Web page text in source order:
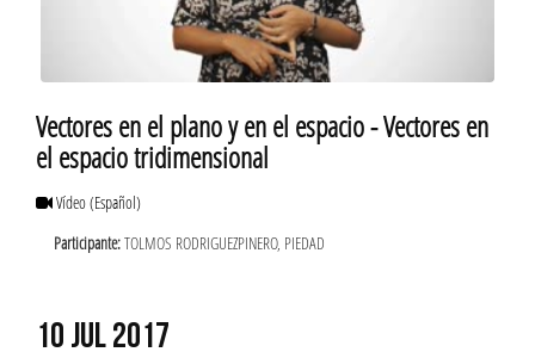
Vectores en el plano y en el espacio - Vectores en
el espacio tridimensional
Vídeo(Español)
Participante:TOLMOS RODRIGUEZPINERO, PIEDAD
10 JUL 2017